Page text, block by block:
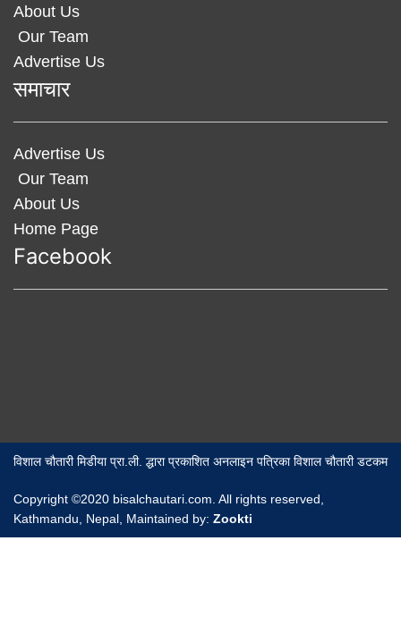
About Us
Our Team
Advertise Us
समाचार
Advertise Us
Our Team
About Us
Home Page
Facebook
विशाल चौतारी मिडीया प्रा.ली. द्धारा प्रकाशित अनलाइन पत्रिका विशाल चौतारी डटकम
Copyright ©2020 bisalchautari.com. All rights reserved,
Kathmandu, Nepal, Maintained by: Zookti